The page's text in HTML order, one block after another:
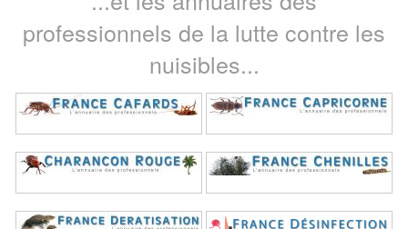
professionnels de la lutte contre les
nuisibles...